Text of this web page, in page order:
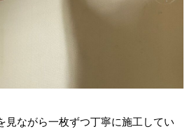
見ながら一枚ずつ丁寧に施工してい